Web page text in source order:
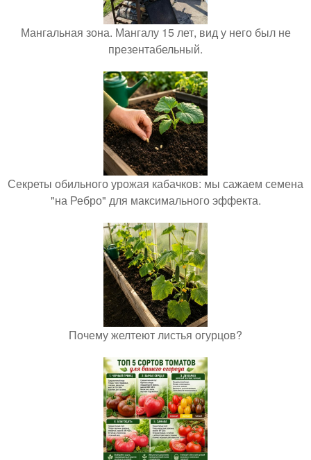
Мангальная зона. Мангалу 15 лет, вид у него был не
презентабельный.
Секреты обильного урожая кабачков: мы сажаем семена
"на Ребро" для максимального эффекта.
Почему желтеют листья огурцов?